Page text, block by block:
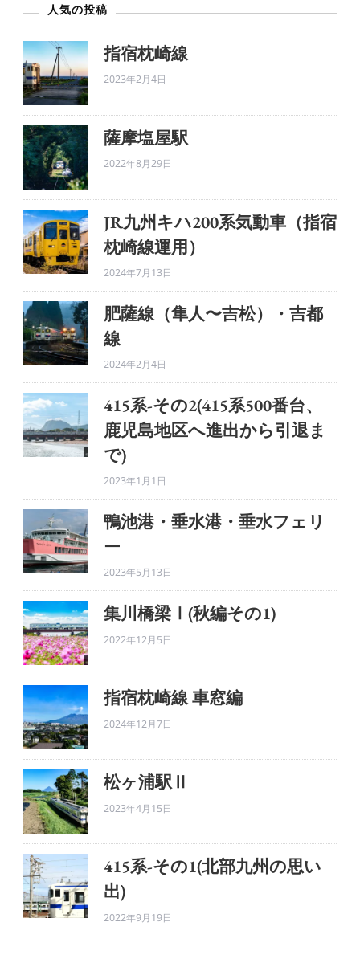
人気の投稿
指宿枕崎線
2023年2月4日
薩摩塩屋駅
2022年8月29日
JR九州キハ200系気動車（指宿
枕崎線運用）
2024年7月13日
肥薩線（隼人〜吉松）・吉都
線
2024年2月4日
415系-その2(415系500番台、
鹿児島地区へ進出から引退ま
で)
2023年1月1日
鴨池港・垂水港・垂水フェリ
ー
2023年5月13日
集川橋梁Ⅰ(秋編その1)
2022年12月5日
指宿枕崎線 車窓編
2024年12月7日
松ヶ浦駅Ⅱ
2023年4月15日
415系-その1(北部九州の思い
出)
2022年9月19日